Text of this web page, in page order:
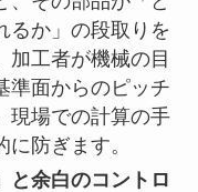
るか」の段取りを
加工者が機械の目
準面からのピッチ
現場での計算の手
防ぎます。
と余白のコントロ